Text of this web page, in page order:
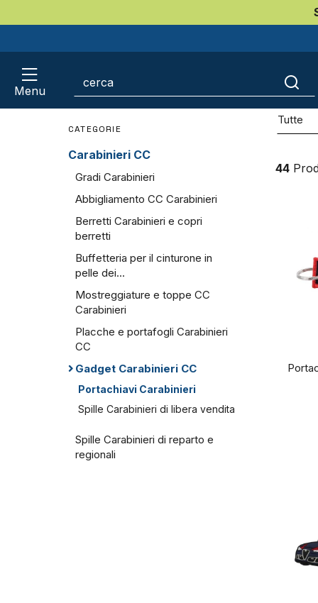
Menu
CATEGORIE
Carabinieri CC
Gradi Carabinieri
Abbigliamento CC Carabinieri
Berretti Carabinieri e copri
berretti
Buffetteria per il cinturone in
pelle dei...
Mostreggiature e toppe CC
Carabinieri
Placche e portafogli Carabinieri
CC
Gadget Carabinieri CC
Portachiavi Carabinieri
Spille Carabinieri di libera vendita
Spille Carabinieri di reparto e
regionali
Tutte
44